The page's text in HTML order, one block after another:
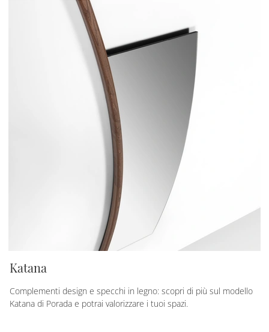
Katana
Complementi design e specchi in legno: scopri di più sul modello
Katana di Porada e potrai valorizzare i tuoi spazi.